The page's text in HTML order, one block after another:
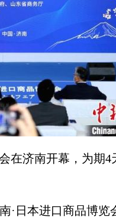
济南开幕，为期4
日本进口商品博览